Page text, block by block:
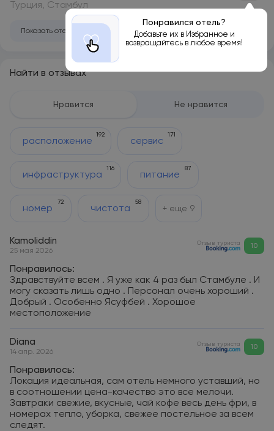
Понравился отель?
Добавьте их в Избранное и
возвращайтесь в любое время!
Турция, Стамбул
Показать отель на карте
Найти в отзывах
Нравится Не нравится
расположение
192
сервис
171
инфраструктура
116
питание
87
номер
72
чистота
58
+ еще 9
Kamoliddin
25 мая 2026
Отзыв туриста 10
Понравилось:
Здравствуйте всем . Я уже как 4 раз был Стамбуле . И
могу сказать лишь одно . Персонал очень хороший .
Добрый . Особенно Ясуфбей . Хорошое
местоположение
Diana
14 апр. 2026
Отзыв туриста 10
Понравилось:
Локация идеальная, сам отель немного уставший, но
в соотношении цена-качество это все мелочи.
Завтраки свежие, вкусные, чай кофе весь день фри, в
номерах тепло, уборка, свежее постельное за всем
следят.